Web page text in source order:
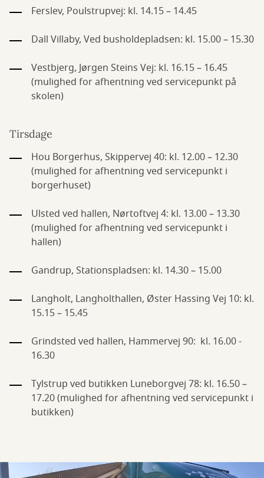
Ferslev, Poulstrupvej: kl. 14.15 – 14.45
Dall Villaby, Ved busholdepladsen: kl. 15.00 – 15.30
Vestbjerg, Jørgen Steins Vej: kl. 16.15 – 16.45
(mulighed for afhentning ved servicepunkt på
skolen)
Tirsdage
Hou Borgerhus, Skippervej 40: kl. 12.00 – 12.30
(mulighed for afhentning ved servicepunkt i
borgerhuset)
Ulsted ved hallen, Nørtoftvej 4: kl. 13.00 – 13.30
(mulighed for afhentning ved servicepunkt i
hallen)
Gandrup, Stationspladsen: kl. 14.30 – 15.00
Langholt, Langholthallen, Øster Hassing Vej 10: kl.
15.15 – 15.45
Grindsted ved hallen, Hammervej 90: kl. 16.00 -
16.30
Tylstrup ved butikken Luneborgvej 78: kl. 16.50 –
17.20 (mulighed for afhentning ved servicepunkt i
butikken)